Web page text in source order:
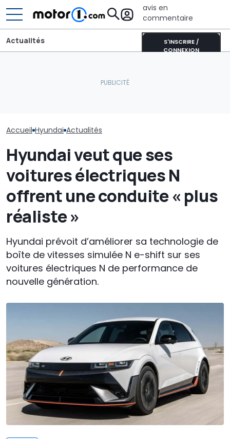
avis en
commentaire
S'INSCRIRE /
CONNEXION
Actualités
Accueil Hyundai Actualités
Hyundai veut que ses
voitures électriques N
offrent une conduite « plus
réaliste »
Hyundai prévoit d’améliorer sa technologie de
boîte de vitesses simulée N e-shift sur ses
voitures électriques N de performance de
nouvelle génération.